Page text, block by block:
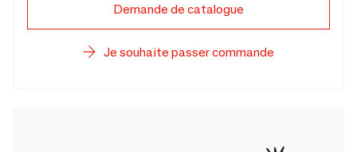
Demande de catalogue
Je souhaite passer commande